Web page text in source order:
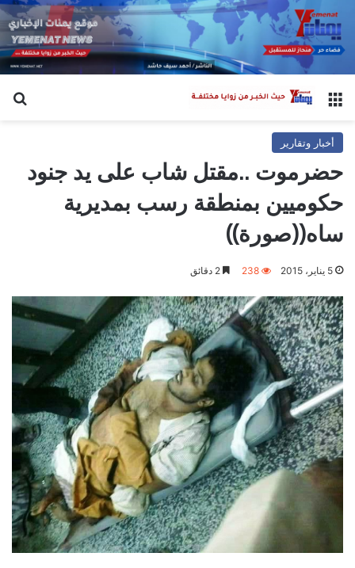
القائمة
أخبار وتقارير
حضرموت ..مقتل شاب على يد جنود
حكوميين بمنطقة رسب بمديرية
ساه((صورة))
5 يناير، 2015 238